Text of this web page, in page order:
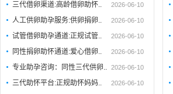
三代借卵渠道:高龄借卵助怀.. 2026-06-10
人工供卵助孕服务:供卵捐卵.. 2026-06-10
试管借卵助孕通道:正规试管.. 2026-06-10
同性捐卵助怀通道:爱心借卵.. 2026-06-10
专业助孕咨询：同性三代供卵.. 2026-06-10
三代助怀平台:正规助怀妈妈.. 2026-06-10